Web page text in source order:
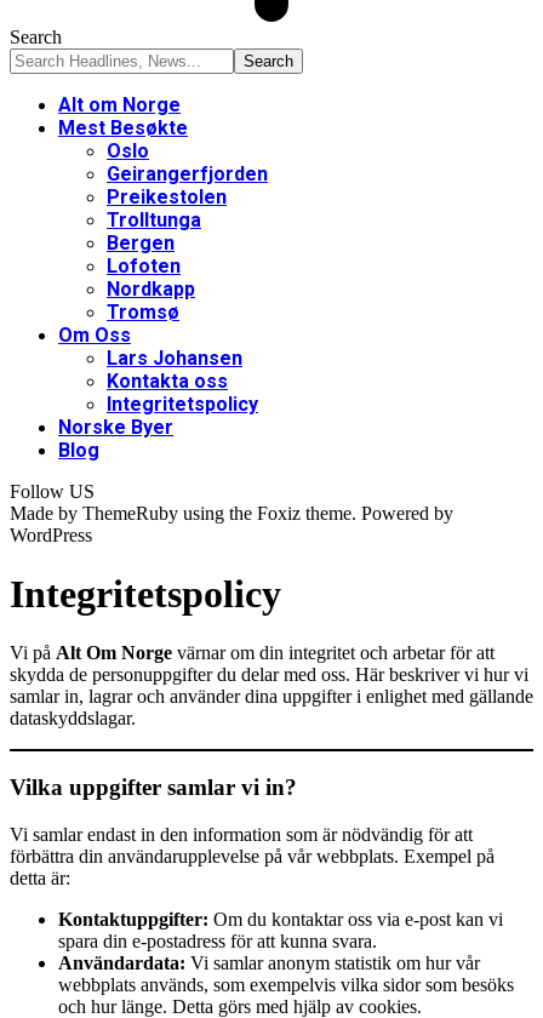
Search
Alt om Norge
Mest Besøkte
Oslo
Geirangerfjorden
Preikestolen
Trolltunga
Bergen
Lofoten
Nordkapp
Tromsø
Om Oss
Lars Johansen
Kontakta oss
Integritetspolicy
Norske Byer
Blog
Follow US
Made by ThemeRuby using the Foxiz theme. Powered by
WordPress
Integritetspolicy
Vi på Alt Om Norge värnar om din integritet och arbetar för att
skydda de personuppgifter du delar med oss. Här beskriver vi hur vi
samlar in, lagrar och använder dina uppgifter i enlighet med gällande
dataskyddslagar.
Vilka uppgifter samlar vi in?
Vi samlar endast in den information som är nödvändig för att
förbättra din användarupplevelse på vår webbplats. Exempel på
detta är:
Kontaktuppgifter: Om du kontaktar oss via e-post kan vi
spara din e-postadress för att kunna svara.
Användardata: Vi samlar anonym statistik om hur vår
webbplats används, som exempelvis vilka sidor som besöks
och hur länge. Detta görs med hjälp av cookies.